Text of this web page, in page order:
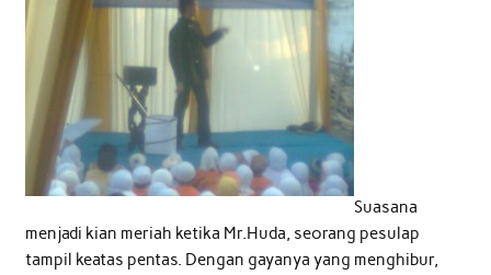
Suasana
menjadi kian meriah ketika Mr.Huda, seorang pesulap
tampil keatas pentas. Dengan gayanya yang menghibur,